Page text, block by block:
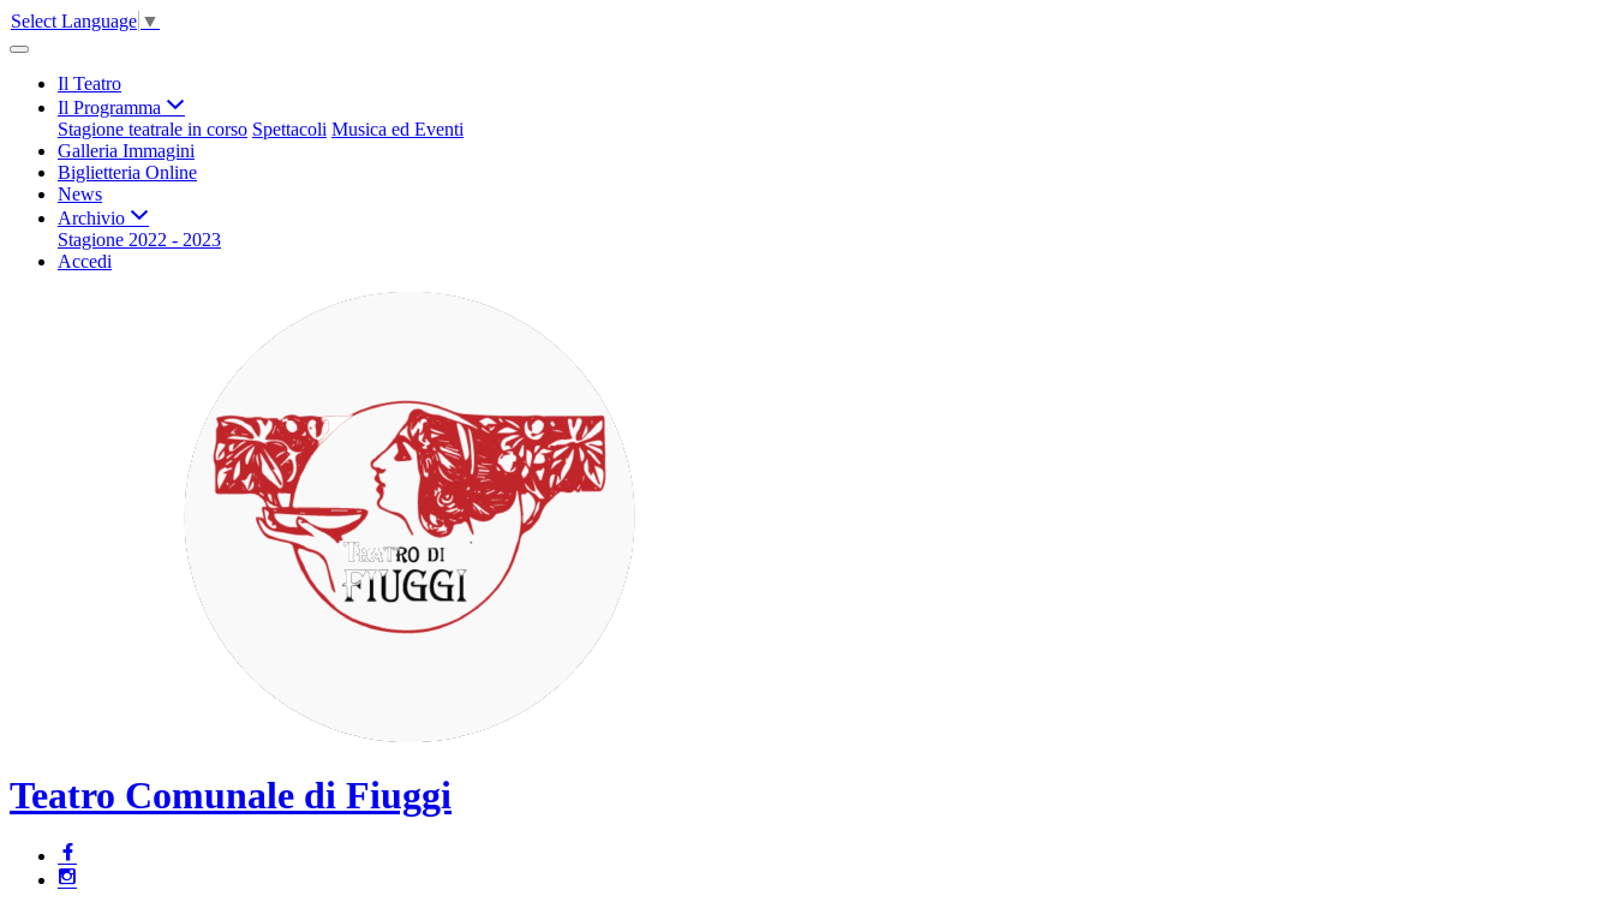
Select Language ▼
Il Teatro
Il Programma
Stagione teatrale in corso Spettacoli Musica ed Eventi
Galleria Immagini
Biglietteria Online
News
Archivio
Stagione 2022 - 2023
Accedi
Teatro Comunale di Fiuggi